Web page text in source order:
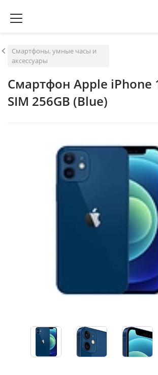
Смартфоны, умные часы и
аксессуары
Смартфон Apple iPhone
SIM 256GB (Blue)